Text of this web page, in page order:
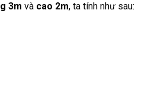
3m và cao 2m, ta tính như sau: